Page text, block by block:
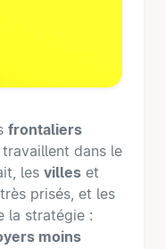
frontaliers
dans le
les villes et
prisés, et les
la stratégie :
moins